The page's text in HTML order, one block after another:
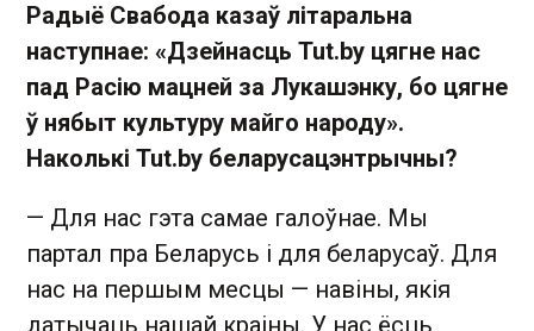
Радыё Свабода казаў літаральна
наступнае: «Дзейнасць Tut.by цягне нас
пад Расію мацней за Лукашэнку, бо цягне
ў нябыт культуру майго народу».
Наколькі Tut.by беларусацэнтрычны?
— Для нас гэта самае галоўнае. Мы
партал пра Беларусь і для беларусаў. Для
нас на першым месцы — навіны, якія
датычаць нашай краіны. У нас ёсць